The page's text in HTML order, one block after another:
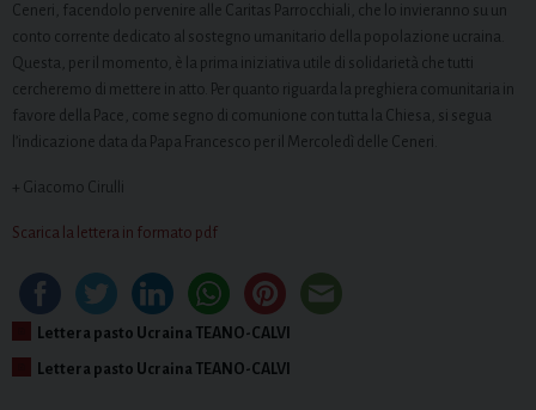
Ceneri, facendolo pervenire alle Caritas Parrocchiali, che lo invieranno su un
conto corrente dedicato al sostegno umanitario della popolazione ucraina.
Questa, per il momento, è la prima iniziativa utile di solidarietà che tutti
cercheremo di mettere in atto. Per quanto riguarda la preghiera comunitaria in
favore della Pace, come segno di comunione con tutta la Chiesa, si segua
l’indicazione data da Papa Francesco per il Mercoledì delle Ceneri.
+ Giacomo Cirulli
Scarica la lettera in formato pdf
Lettera pasto Ucraina TEANO-CALVI
Lettera pasto Ucraina TEANO-CALVI